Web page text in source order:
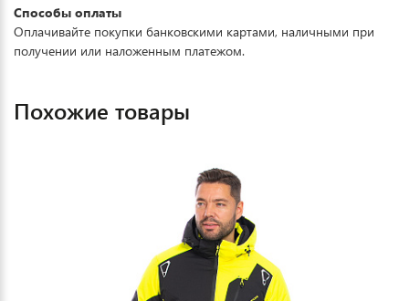
Способы оплаты
Оплачивайте покупки банковскими картами, наличными при
получении или наложенным платежом.
Похожие товары